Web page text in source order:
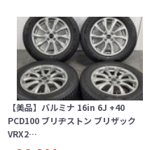
【美品】バルミナ 16in 6J +40
PCD100 ブリヂストン ブリザック
VRX2…